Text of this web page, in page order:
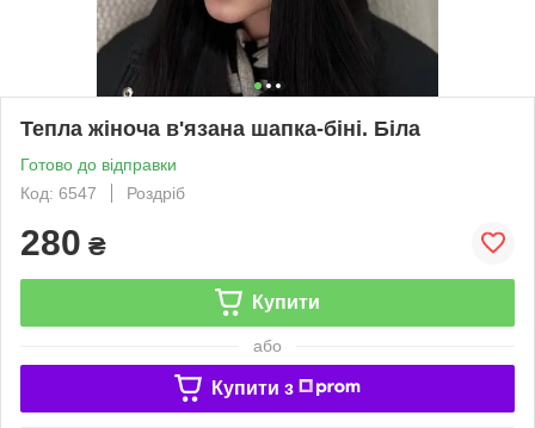
Тепла жіноча в'язана шапка-біні. Біла
Готово до відправки
Код: 6547
Роздріб
280 ₴
Купити
або
Купити з